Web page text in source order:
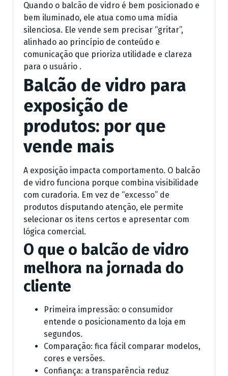
Quando o balcão de vidro é bem posicionado e
bem iluminado, ele atua como uma mídia
silenciosa. Ele vende sem precisar “gritar”,
alinhado ao princípio de conteúdo e
comunicação que prioriza utilidade e clareza
para o usuário .
Balcão de vidro para
exposição de
produtos: por que
vende mais
A exposição impacta comportamento. O balcão
de vidro funciona porque combina visibilidade
com curadoria. Em vez de “excesso” de
produtos disputando atenção, ele permite
selecionar os itens certos e apresentar com
lógica comercial.
O que o balcão de vidro
melhora na jornada do
cliente
Primeira impressão: o consumidor
entende o posicionamento da loja em
segundos.
Comparação: fica fácil comparar modelos,
cores e versões.
Confiança: a transparência reduz